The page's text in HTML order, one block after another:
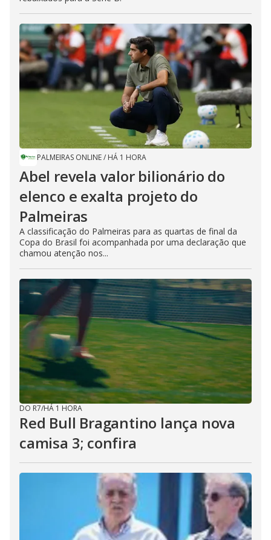
PALMEIRAS ONLINE/ HÁ 1 HORA
Abel revela valor bilionário do
elenco e exalta projeto do
Palmeiras
A classificação do Palmeiras para as quartas de final da
Copa do Brasil foi acompanhada por uma declaração que
chamou atenção nos...
DO R7/HÁ 1 HORA
Red Bull Bragantino lança nova
camisa 3; confira